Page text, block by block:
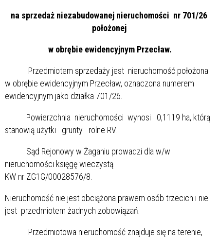
na sprzedaż niezabudowanej nieruchomości nr 701/26
położonej
w obrębie ewidencyjnym Przecław.
Przedmiotem sprzedaży jest nieruchomość położona
w obrębie ewidencyjnym Przecław, oznaczona numerem
ewidencyjnym jako działka 701/26.
Powierzchnia nieruchomości wynosi 0,1119 ha, którą
stanowią użytki grunty rolne RV.
Sąd Rejonowy w Żaganiu prowadzi dla w/w
nieruchomości księgę wieczystą
KW nr ZG1G/00028576/8.
Nieruchomość nie jest obciążona prawem osób trzecich i nie
jest przedmiotem żadnych zobowiązań.
Przedmiotowa nieruchomość znajduje się na terenie,